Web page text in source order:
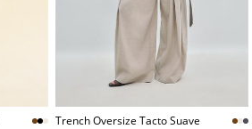
Trench Oversize Tacto Suave